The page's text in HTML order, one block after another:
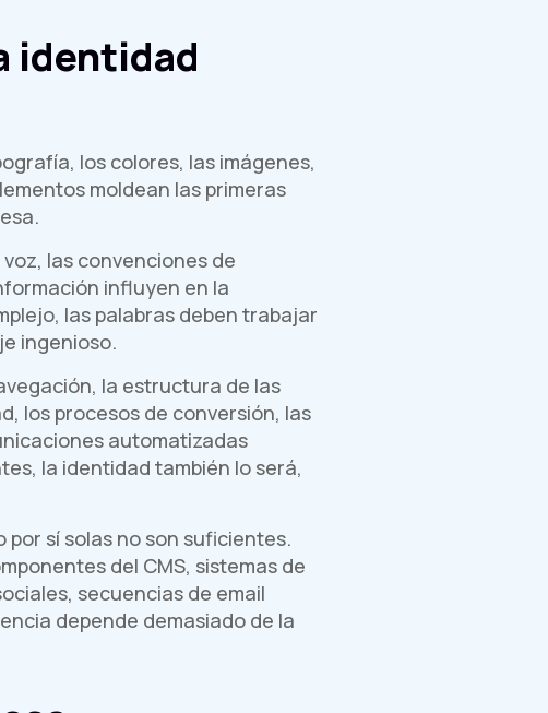
identidad
los colores, las imágenes,
moldean las primeras
las convenciones de
influyen en la
las palabras deben trabajar
ingenioso.
la estructura de las
los procesos de conversión, las
automatizadas
la identidad también lo será,
por sí solas no son suficientes.
del CMS, sistemas de
secuencias de email
depende demasiado de la